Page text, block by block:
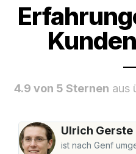
4.9 von 5 Sternen aus
Ulrich Gerste
ist nach Genf